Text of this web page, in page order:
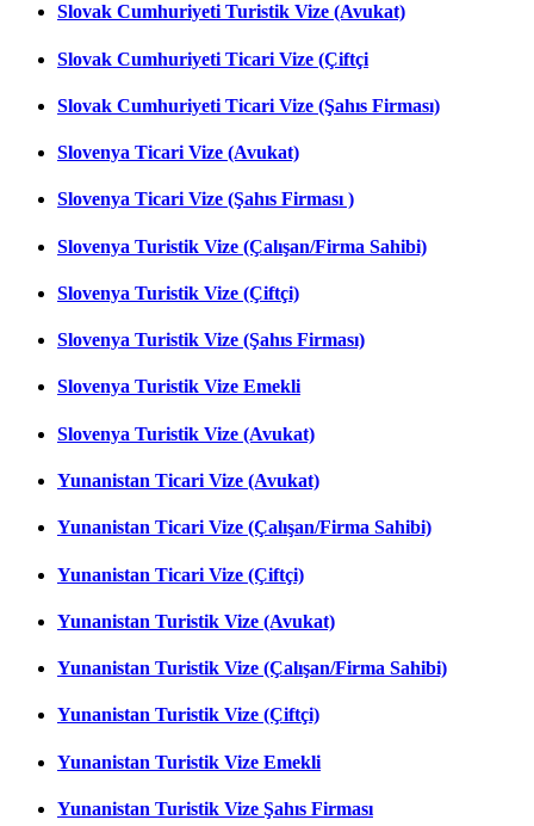
Slovak Cumhuriyeti Turistik Vize (Avukat)
Slovak Cumhuriyeti Ticari Vize (Çiftçi
Slovak Cumhuriyeti Ticari Vize (Şahıs Firması)
Slovenya Ticari Vize (Avukat)
Slovenya Ticari Vize (Şahıs Firması )
Slovenya Turistik Vize (Çalışan/Firma Sahibi)
Slovenya Turistik Vize (Çiftçi)
Slovenya Turistik Vize (Şahıs Firması)
Slovenya Turistik Vize Emekli
Slovenya Turistik Vize (Avukat)
Yunanistan Ticari Vize (Avukat)
Yunanistan Ticari Vize (Çalışan/Firma Sahibi)
Yunanistan Ticari Vize (Çiftçi)
Yunanistan Turistik Vize (Avukat)
Yunanistan Turistik Vize (Çalışan/Firma Sahibi)
Yunanistan Turistik Vize (Çiftçi)
Yunanistan Turistik Vize Emekli
Yunanistan Turistik Vize Şahıs Firması